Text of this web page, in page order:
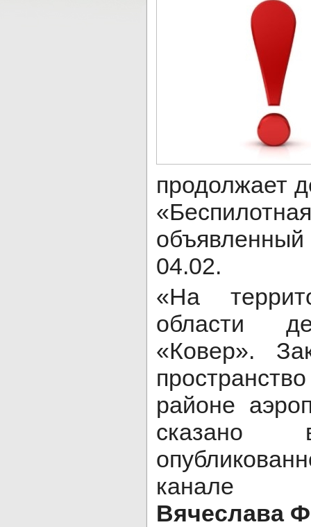
продолжает
объявленный
04.02.
«На
области
«Ковер».
районе
сказано
канале
Вячеслава